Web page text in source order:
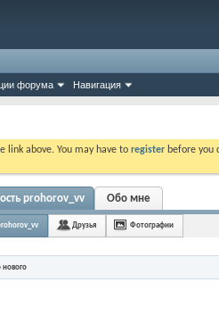
форума Навигация
link above. You may have to register before you
prohorov_vv Обо мне
Друзья Фотографии
нового